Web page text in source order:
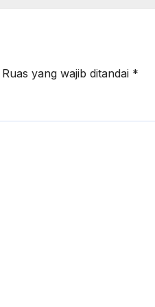
Ruas yang wajib ditandai *